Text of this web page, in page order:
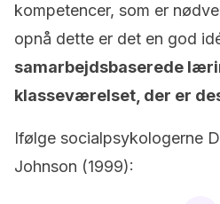
kompetencer, som er
opnå dette er det en god
samarbejdsbaserede
klasseværelset, der er
Ifølge socialpsykologerne
Johnson (1999):